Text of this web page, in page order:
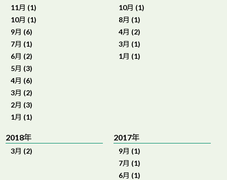
11月 (1)
10月 (1)
9月 (6)
7月 (1)
6月 (2)
5月 (3)
4月 (6)
3月 (2)
2月 (3)
1月 (1)
10月 (1)
8月 (1)
4月 (2)
3月 (1)
1月 (1)
2018年
3月 (2)
2017年
9月 (1)
7月 (1)
6月 (1)